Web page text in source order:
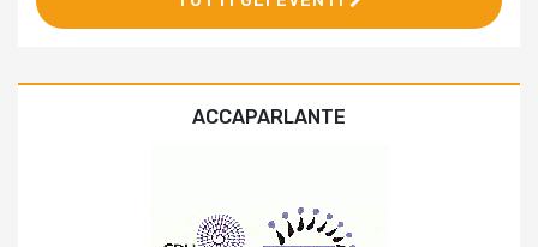
ACCAPARLANTE